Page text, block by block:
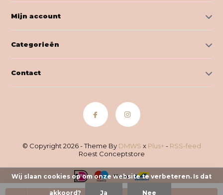
Mijn account
Categorieën
Contact
© Copyright 2026 - Theme By DMWS x Plus+ - RSS-feed
Roest Conceptstore
Wij slaan cookies op om onze website te verbeteren. Is dat
akkoord? Ja Nee